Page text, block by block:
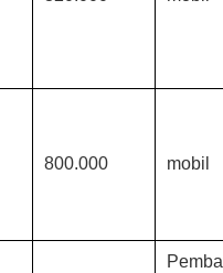
800.000 mobil